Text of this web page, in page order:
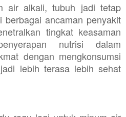
air alkali, tubuh jadi tetap
ancaman penyakit
tingkat keasaman
nutrisi dalam
dengan mengkonsumsi
lebih terasa lebih sehat